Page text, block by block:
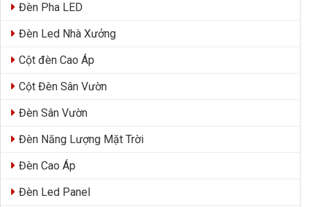
Đèn Pha LED
Đèn Led Nhà Xưởng
Cột đèn Cao Áp
Cột Đèn Sân Vườn
Đèn Sân Vườn
Đèn Năng Lượng Mặt Trời
Đèn Cao Áp
Đèn Led Panel